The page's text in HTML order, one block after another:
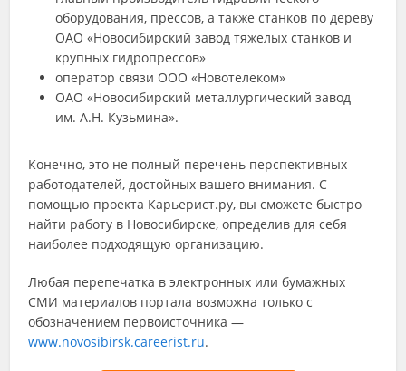
оборудования, прессов, а также станков по дереву
ОАО «Новосибирский завод тяжелых станков и
крупных гидропрессов»
оператор связи ООО «Новотелеком»
ОАО «Новосибирский металлургический завод
им. А.Н. Кузьмина».
Конечно, это не полный перечень перспективных
работодателей, достойных вашего внимания. С
помощью проекта Карьерист.ру, вы сможете быстро
найти работу в Новосибирске, определив для себя
наиболее подходящую организацию.
Любая перепечатка в электронных или бумажных
СМИ материалов портала возможна только с
обозначением первоисточника —
www.novosibirsk.careerist.ru.